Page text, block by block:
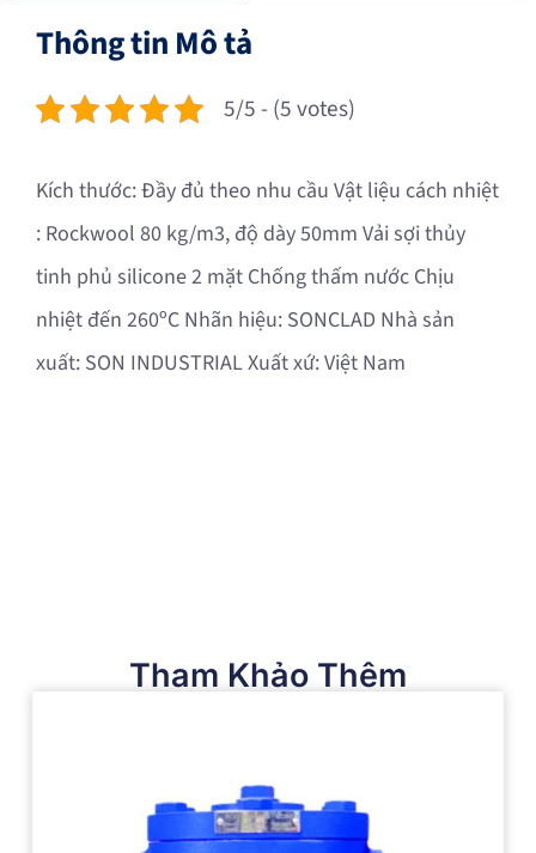
Thông tin Mô tả
5/5 - (5 votes)
Kích thước: Đầy đủ theo nhu cầu Vật liệu cách nhiệt
: Rockwool 80 kg/m3, độ dày 50mm Vải sợi thủy
tinh phủ silicone 2 mặt Chống thấm nước Chịu
nhiệt đến 260ºC Nhãn hiệu: SONCLAD Nhà sản
xuất: SON INDUSTRIAL Xuất xứ: Việt Nam
Tham Khảo Thêm